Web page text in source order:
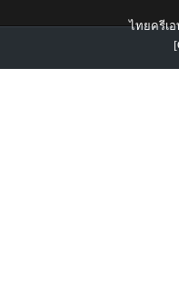
ไทยครีเอ
[